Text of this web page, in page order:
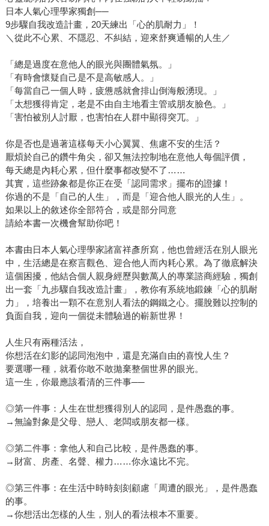
日本人氣心理學家獨創──
9步驟自我改造計畫，20天練出「心的肌耐力」！
＼從此不心累、不隱忍、不糾結，迎來舒爽通暢的人生／
「總是過度在意他人的眼光與團體氣氛。」
「有時會懷疑自己是不是高敏感人。」
「每當自己一個人時，疲憊感就會排山倒海般湧現。」
「太想獲得肯定，老是不由自主地看主管或朋友臉色。」
「害怕被別人討厭，也害怕在人群中顯得突兀。」
你是否也是過著這樣每天小心翼翼、焦慮不安的生活？
厭煩於自己的鑽牛角尖，卻又無法控制地在意他人每個評價，
每天總是內耗心累，但什麼事都改變不了……
其實，這些跡象都是你正在受「認同需求」擺布的證據！
你過的不是「自己的人生」，而是「迎合他人眼光的人生」。
如果以上的敘述你全部符合，或是部分同意
請給本書一次機會幫助你吧！
本書由日本人氣心理學家諸富祥彥所寫，他也曾經活在別人眼光
中，生活總是在察言觀色、迎合他人而內耗心累。為了徹底解決
這個困擾，他結合個人親身經歷與數萬人的專業諮商經驗，獨創
出一套「九步驟自我改造計畫」，教你有系統地鍛鍊「心的肌耐
力」，培養出一顆不在意別人看法的鋼鐵之心。擺脫難以控制的
負面自我，迎向一個從未體驗過的嶄新世界！
人生只有兩種活法，
你想活在幻影的認同泡泡中，還是充滿自由的喜悅人生？
要選哪一種，就看你敢不敢拋棄整個世界的眼光。
這一生，你最應該看清的三件事──
◎第一件事：人生在世想獲得別人的認同，是件愚蠢的事。
→無論對象是父母、戀人、老闆或朋友都一樣。
◎第二件事：拿他人和自己比較，是件愚蠢的事。
→財富、房產、名聲、權力……你永遠比不完。
◎第三件事：在生活中時時刻刻顧慮「周遭的眼光」，是件愚蠢
的事。
→你想活出怎樣的人生，別人的看法根本不重要。